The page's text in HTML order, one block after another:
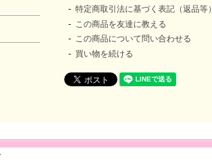
特定商取引法に基づく表記（返品等）
この商品を友達に教える
この商品について問い合わせる
買い物を続ける